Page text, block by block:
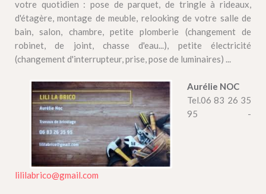
votre quotidien : pose de parquet, de tringle à rideaux,
d'étagère, montage de meuble, relooking de votre salle de
bain, salon, chambre, petite plomberie (changement de
robinet, de joint, chasse d'eau...), petite électricité
(changement d'interrupteur, prise, pose de luminaires) ...
Aurélie NOC
Tel.06 83 26 35
95 -
lililabrico@gmail.com